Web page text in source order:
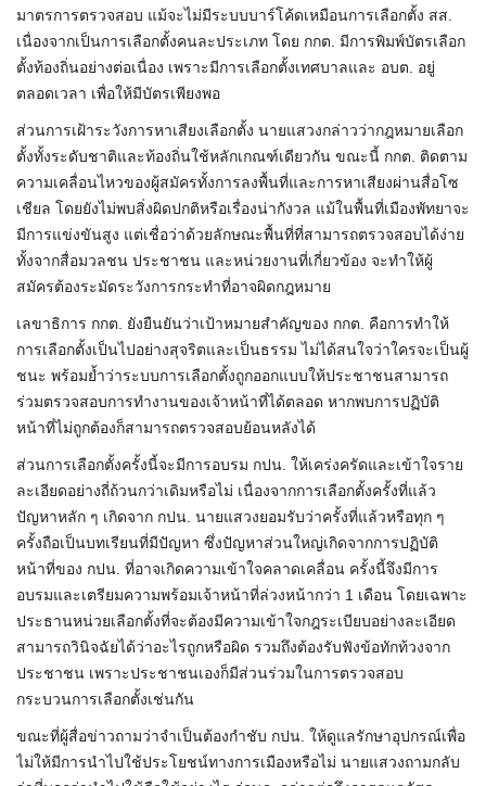
มาตรการตรวจสอบ แม้จะไม่มีระบบบาร์โค้ดเหมือนการเลือกตั้ง สส.
เนื่องจากเป็นการเลือกตั้งคนละประเภท โดย กกต. มีการพิมพ์บัตรเลือก
ตั้งท้องถิ่นอย่างต่อเนื่อง เพราะมีการเลือกตั้งเทศบาลและ อบต. อยู่
ตลอดเวลา เพื่อให้มีบัตรเพียงพอ
ส่วนการเฝ้าระวังการหาเสียงเลือกตั้ง นายแสวงกล่าวว่ากฎหมายเลือก
ตั้งทั้งระดับชาติและท้องถิ่นใช้หลักเกณฑ์เดียวกัน ขณะนี้ กกต. ติดตาม
ความเคลื่อนไหวของผู้สมัครทั้งการลงพื้นที่และการหาเสียงผ่านสื่อโซ
เชียล โดยยังไม่พบสิ่งผิดปกติหรือเรื่องน่ากังวล แม้ในพื้นที่เมืองพัทยาจะ
มีการแข่งขันสูง แต่เชื่อว่าด้วยลักษณะพื้นที่ที่สามารถตรวจสอบได้ง่าย
ทั้งจากสื่อมวลชน ประชาชน และหน่วยงานที่เกี่ยวข้อง จะทำให้ผู้
สมัครต้องระมัดระวังการกระทำที่อาจผิดกฎหมาย
เลขาธิการ กกต. ยังยืนยันว่าเป้าหมายสำคัญของ กกต. คือการทำให้
การเลือกตั้งเป็นไปอย่างสุจริตและเป็นธรรม ไม่ได้สนใจว่าใครจะเป็นผู้
ชนะ พร้อมย้ำว่าระบบการเลือกตั้งถูกออกแบบให้ประชาชนสามารถ
ร่วมตรวจสอบการทำงานของเจ้าหน้าที่ได้ตลอด หากพบการปฏิบัติ
หน้าที่ไม่ถูกต้องก็สามารถตรวจสอบย้อนหลังได้
ส่วนการเลือกตั้งครั้งนี้จะมีการอบรม กปน. ให้เคร่งครัดและเข้าใจราย
ละเอียดอย่างถี่ถ้วนกว่าเดิมหรือไม่ เนื่องจากการเลือกตั้งครั้งที่แล้ว
ปัญหาหลัก ๆ เกิดจาก กปน. นายแสวงยอมรับว่าครั้งที่แล้วหรือทุก ๆ
ครั้งถือเป็นบทเรียนที่มีปัญหา ซึ่งปัญหาส่วนใหญ่เกิดจากการปฏิบัติ
หน้าที่ของ กปน. ที่อาจเกิดความเข้าใจคลาดเคลื่อน ครั้งนี้จึงมีการ
อบรมและเตรียมความพร้อมเจ้าหน้าที่ล่วงหน้ากว่า 1 เดือน โดยเฉพาะ
ประธานหน่วยเลือกตั้งที่จะต้องมีความเข้าใจกฎระเบียบอย่างละเอียด
สามารถวินิจฉัยได้ว่าอะไรถูกหรือผิด รวมถึงต้องรับฟังข้อทักท้วงจาก
ประชาชน เพราะประชาชนเองก็มีส่วนร่วมในการตรวจสอบ
กระบวนการเลือกตั้งเช่นกัน
ขณะที่ผู้สื่อข่าวถามว่าจำเป็นต้องกำชับ กปน. ให้ดูแลรักษาอุปกรณ์เพื่อ
ไม่ให้มีการนำไปใช้ประโยชน์ทางการเมืองหรือไม่ นายแสวงถามกลับ